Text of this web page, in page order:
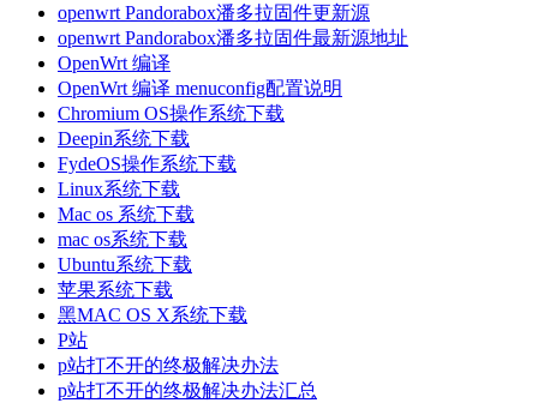
openwrt Pandorabox潘多拉固件更新源
openwrt Pandorabox潘多拉固件最新源地址
OpenWrt 编译
OpenWrt 编译 menuconfig配置说明
Chromium OS操作系统下载
Deepin系统下载
FydeOS操作系统下载
Linux系统下载
Mac os 系统下载
mac os系统下载
Ubuntu系统下载
苹果系统下载
黑MAC OS X系统下载
P站
p站打不开的终极解决办法
p站打不开的终极解决办法汇总